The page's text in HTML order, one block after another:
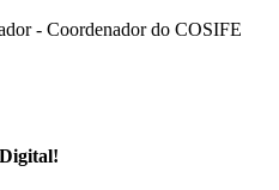
- Coordenador do COSIFE